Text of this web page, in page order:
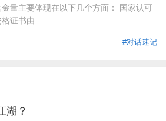
量主要体现在以下几个方面： 国家认可
证书由 ...
#对话速记
湖？